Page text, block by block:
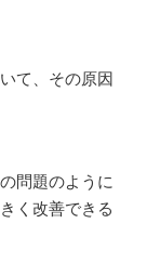
て、その原因
問題のように
く改善できる